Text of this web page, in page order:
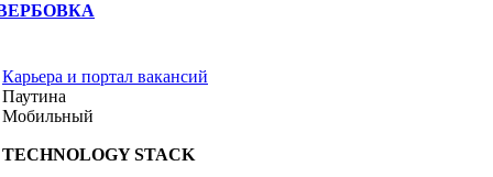
Карьера и портал вакансий
Паутина
Мобильный
TECHNOLOGY STACK